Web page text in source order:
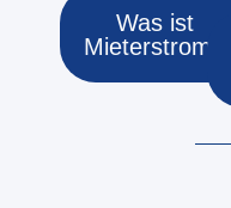
Was ist
Mieterstrom?